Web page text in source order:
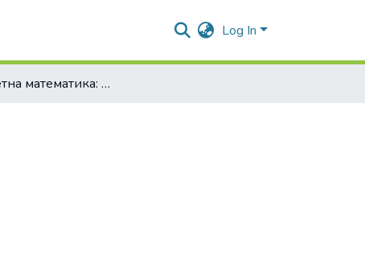
Log In
Дискретна математика: Конспект лекцій. Ч.1.